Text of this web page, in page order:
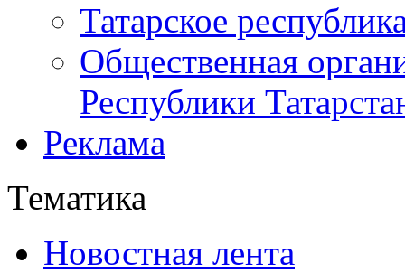
Татарское
Общественная
Республики
Реклама
Тематика
Новостная лента